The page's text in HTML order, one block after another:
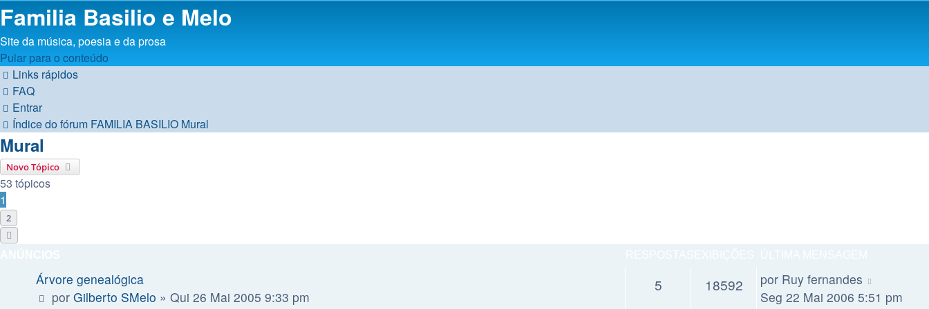
Familia Basilio e Melo
Site da música, poesia e da prosa
Pular para o conteúdo
Links rápidos
FAQ
Entrar
Índice do fórum FAMILIA BASILIO Mural
Mural
Novo Tópico
53 tópicos
1
2
Árvore genealógica
por Gilberto SMelo » Qui 26 Mai 2005 9:33 pm
5 18592 por Ruy fernandes
Seg 22 Mai 2006 5:51 pm